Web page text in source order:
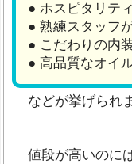
● ホスピタリテ
● 熟練スタッフ
● こだわりの内
● 高品質なオイ
などが挙げられ
値段が高いのに